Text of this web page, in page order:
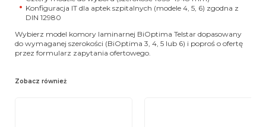
Konfiguracja IT dla aptek szpitalnych (modele 4, 5, 6) zgodna z
DIN 12980
Wybierz model komory laminarnej BiOptima Telstar dopasowany
do wymaganej szerokości (BiOptima 3, 4, 5 lub 6) i poproś o ofertę
przez formularz zapytania ofertowego.
Zobacz również